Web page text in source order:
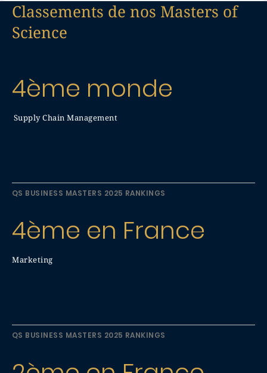
Classements de nos Masters of
Science
4ème monde
Supply Chain Management
QS BUSINESS MASTERS 2025 RANKINGS
4ème en France
Marketing
QS BUSINESS MASTERS 2025 RANKINGS